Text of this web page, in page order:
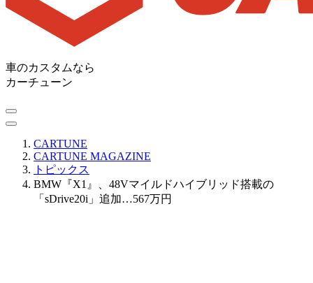
車のカスタムなら
カーチューン
CARTUNE
CARTUNE MAGAZINE
トピックス
BMW『X1』、48Vマイルドハイブリッド搭載の
「sDrive20i」追加…567万円